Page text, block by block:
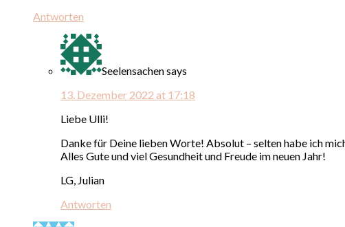
Antworten
Seelensachensays
13. Dezember 2022 at 17:18
Liebe Ulli!
Danke für Deine lieben Worte! Absolut – selten habe ich
Alles Gute und viel Gesundheit und Freude im neuen Jahr!
LG, Julian
Antworten